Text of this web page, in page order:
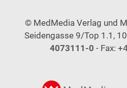
© MedMedia Verlag und
Seidengasse 9/Top 1.1,
4073111-0 - Fax: